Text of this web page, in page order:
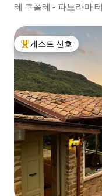
레 쿠폴레 - 파노라마
상위 게스트 선호
게스트 선호